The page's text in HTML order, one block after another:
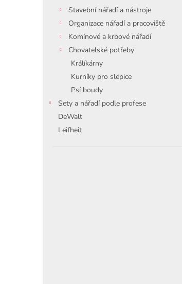
Stavební nářadí a nástroje
Organizace nářadí a pracoviště
Komínové a krbové nářadí
Chovatelské potřeby
Králíkárny
Kurníky pro slepice
Psí boudy
Sety a nářadí podle profese
DeWalt
Leifheit